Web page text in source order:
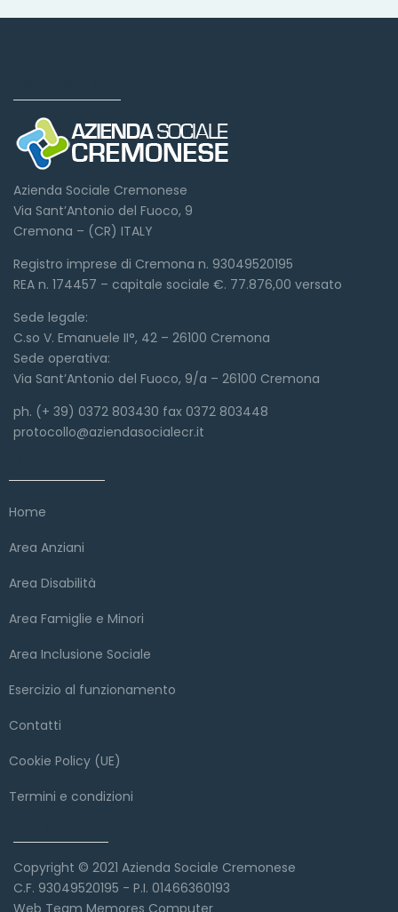
Azienda Sociale Cremonese
Via Sant’Antonio del Fuoco, 9
Cremona – (CR) ITALY
Registro imprese di Cremona n. 93049520195
REA n. 174457 – capitale sociale €. 77.876,00 versato
Sede legale:
C.so V. Emanuele II°, 42 – 26100 Cremona
Sede operativa:
Via Sant’Antonio del Fuoco, 9/a – 26100 Cremona
ph. (+ 39) 0372 803430 fax 0372 803448
protocollo@aziendasocialecr.it
Home
Area Anziani
Area Disabilità
Area Famiglie e Minori
Area Inclusione Sociale
Esercizio al funzionamento
Contatti
Cookie Policy (UE)
Termini e condizioni
Copyright © 2021 Azienda Sociale Cremonese
C.F. 93049520195 - P.I. 01466360193
Web Team Memores Computer